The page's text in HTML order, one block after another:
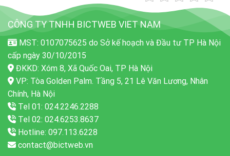
CÔNG TY TNHH BICTWEB VIET NAM
MST: 0107075625 do Sở kế hoạch và Đầu tư TP Hà Nội
cấp ngày 30/10/2015
ĐKKD: Xóm 8, Xã Quốc Oai, TP Hà Nội
VP: Tòa Golden Palm. Tầng 5, 21 Lê Văn Lương, Nhân
Chính, Hà Nội
Tel 01: 024.2246.2288
Tel 02: 024.6253.8637
Hotline: 097.113.6228
contact@bictweb.vn